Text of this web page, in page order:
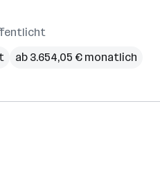
ab 3.654,05 € monatlich